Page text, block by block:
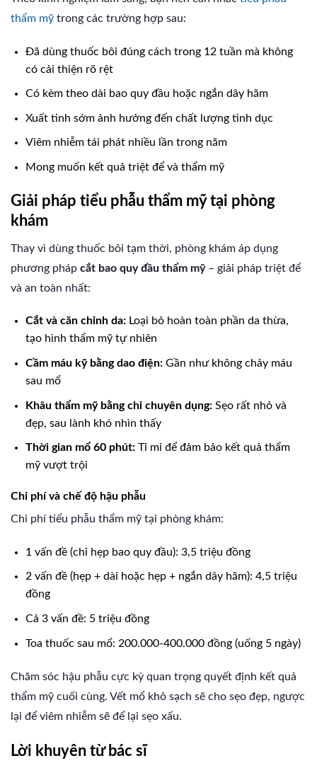
thẩm mỹ trong các trường hợp sau:
Đã dùng thuốc bôi đúng cách trong 12 tuần mà không
có cải thiện rõ rệt
Có kèm theo dài bao quy đầu hoặc ngắn dây hãm
Xuất tinh sớm ảnh hưởng đến chất lượng tình dục
Viêm nhiễm tái phát nhiều lần trong năm
Mong muốn kết quả triệt để và thẩm mỹ
Giải pháp tiểu phẫu thẩm mỹ tại phòng
khám
Thay vì dùng thuốc bôi tạm thời, phòng khám áp dụng
phương pháp cắt bao quy đầu thẩm mỹ– giải pháp triệt để
và an toàn nhất:
Cắt và căn chỉnh da:Loại bỏ hoàn toàn phần da thừa,
tạo hình thẩm mỹ tự nhiên
Cầm máu kỹ bằng dao điện:Gần như không chảy máu
sau mổ
Khâu thẩm mỹ bằng chỉ chuyên dụng:Sẹo rất nhỏ và
đẹp, sau lành khó nhìn thấy
Thời gian mổ 60 phút:Tỉ mỉ để đảm bảo kết quả thẩm
mỹ vượt trội
Chi phí và chế độ hậu phẫu
Chi phí tiểu phẫu thẩm mỹ tại phòng khám:
1 vấn đề (chỉ hẹp bao quy đầu): 3,5 triệu đồng
2 vấn đề (hẹp + dài hoặc hẹp + ngắn dây hãm): 4,5 triệu
đồng
Cả 3 vấn đề: 5 triệu đồng
Toa thuốc sau mổ: 200.000-400.000 đồng (uống 5 ngày)
Chăm sóc hậu phẫu cực kỳ quan trọng quyết định kết quả
thẩm mỹ cuối cùng. Vết mổ khô sạch sẽ cho sẹo đẹp, ngược
lại để viêm nhiễm sẽ để lại sẹo xấu.
Lời khuyên từ bác sĩ